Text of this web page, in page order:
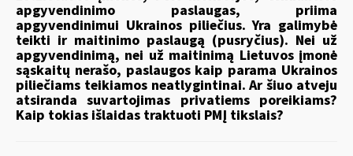
apgyvendinimo paslaugas, priima
apgyvendinimui Ukrainos piliečius. Yra galimybė
teikti ir maitinimo paslaugą (pusryčius). Nei už
apgyvendinimą, nei už maitinimą Lietuvos įmonė
sąskaitų nerašo, paslaugos kaip parama Ukrainos
piliečiams teikiamos neatlygintinai. Ar šiuo atveju
atsiranda suvartojimas privatiems poreikiams?
Kaip tokias išlaidas traktuoti PMĮ tikslais?